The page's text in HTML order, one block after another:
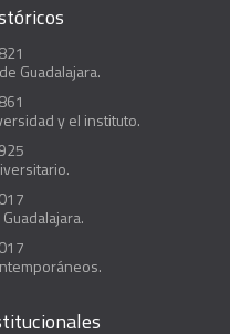
Guadalajara.
y el instituto.